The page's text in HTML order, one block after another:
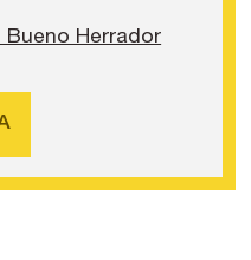
Bueno Herrador